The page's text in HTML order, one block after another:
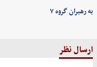
به رهبران گروه ۷
ارسال نظر